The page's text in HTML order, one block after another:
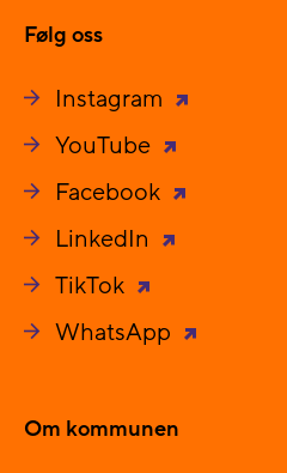
Følg oss
Instagram
YouTube
Facebook
LinkedIn
TikTok
WhatsApp
Om kommunen